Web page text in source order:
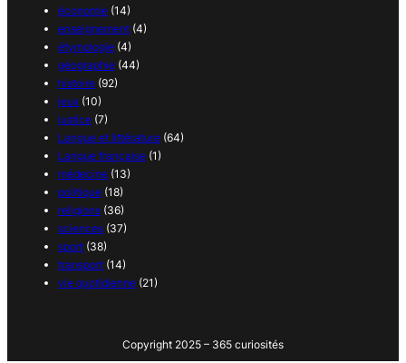
économie (14)
enseignement (4)
étymologie (4)
géographie (44)
histoire (92)
jeux (10)
justice (7)
Langue et littérature (64)
Langue française (1)
médecine (13)
politique (18)
religions (36)
sciences (37)
sport (38)
transport (14)
vie quotidienne (21)
Copyright 2025 – 365 curiosités